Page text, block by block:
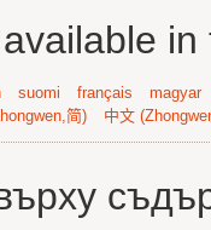
suomi français
magyar
简) 中文